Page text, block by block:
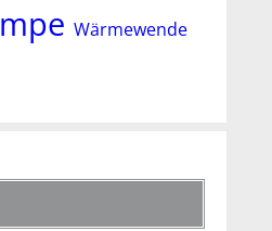
Wärmewende